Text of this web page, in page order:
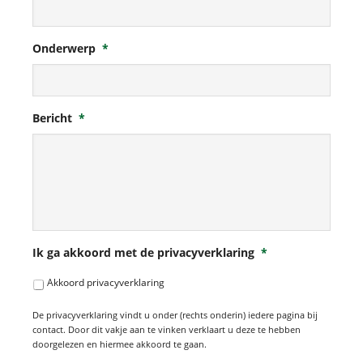
Onderwerp *
Bericht *
Ik ga akkoord met de privacyverklaring *
Akkoord privacyverklaring
De privacyverklaring vindt u onder (rechts onderin) iedere pagina bij
contact. Door dit vakje aan te vinken verklaart u deze te hebben
doorgelezen en hiermee akkoord te gaan.